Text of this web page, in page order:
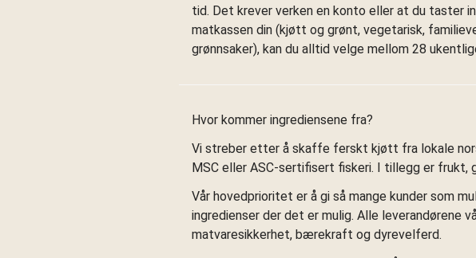
tid. Det krever verken en konto eller at du taster
matkassen din (kjøtt og grønt, vegetarisk,
grønnsaker), kan du alltid velge mellom 28
Hvor kommer ingrediensene fra?
Vi streber etter å skaffe ferskt kjøtt fra lokale
MSC eller ASC-sertifisert fiskeri. I tillegg er frukt,
Vår hovedprioritet er å gi så mange kunder som
ingredienser der det er mulig. Alle leverandørene
matvaresikkerhet, bærekraft og dyrevelferd.